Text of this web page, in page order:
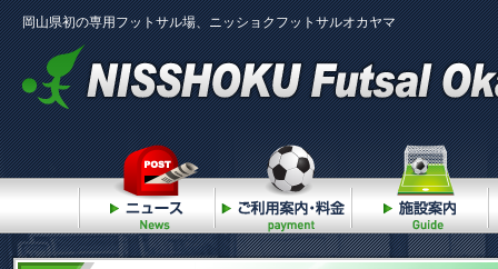
岡山県初の専用フットサル場、ニッショクフットサルオカヤマ
ニュース ご利用案内・料金